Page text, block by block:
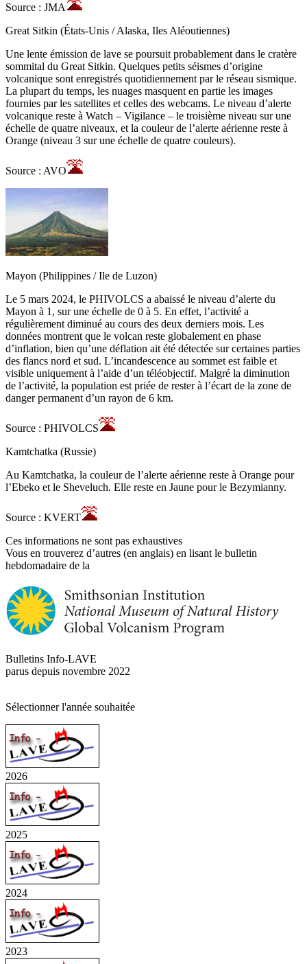
Source : JMA
Great Sitkin (États-Unis / Alaska, Iles Aléoutiennes)
Une lente émission de lave se poursuit probablement dans le cratère
sommital du Great Sitkin. Quelques petits séismes d’origine
volcanique sont enregistrés quotidiennement par le réseau sismique.
La plupart du temps, les nuages masquent en partie les images
fournies par les satellites et celles des webcams. Le niveau d’alerte
volcanique reste à Watch – Vigilance – le troisième niveau sur une
échelle de quatre niveaux, et la couleur de l’alerte aérienne reste à
Orange (niveau 3 sur une échelle de quatre couleurs).
Source : AVO
Mayon (Philippines / Ile de Luzon)
Le 5 mars 2024, le PHIVOLCS a abaissé le niveau d’alerte du
Mayon à 1, sur une échelle de 0 à 5. En effet, l’activité a
régulièrement diminué au cours des deux derniers mois. Les
données montrent que le volcan reste globalement en phase
d’inflation, bien qu’une déflation ait été détectée sur certaines parties
des flancs nord et sud. L’incandescence au sommet est faible et
visible uniquement à l’aide d’un téléobjectif. Malgré la diminution
de l’activité, la population est priée de rester à l’écart de la zone de
danger permanent d’un rayon de 6 km.
Source : PHIVOLCS
Kamtchatka (Russie)
Au Kamtchatka, la couleur de l’alerte aérienne reste à Orange pour
l’Ebeko et le Sheveluch. Elle reste en Jaune pour le Bezymianny.
Source : KVERT
Ces informations ne sont pas exhaustives
Vous en trouverez d’autres (en anglais) en lisant le bulletin
hebdomadaire de la
Bulletins Info-LAVE
parus depuis novembre 2022
Sélectionner l'année souhaitée
2026
2025
2024
2023